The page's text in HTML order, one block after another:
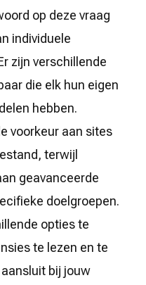
op deze vraag
individuele
zijn verschillende
die elk hun eigen
hebben.
voorkeur aan sites
terwijl
geavanceerde
doelgroepen.
opties te
te lezen en te
bij jouw